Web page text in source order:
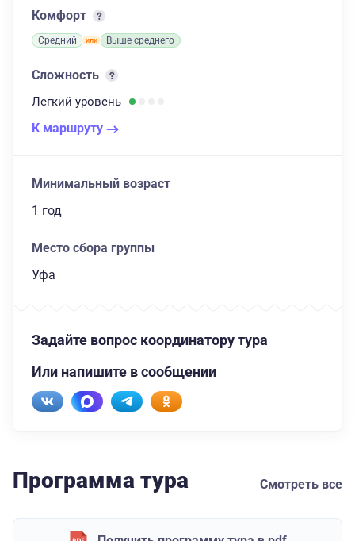
Комфорт
Средний Выше среднего
Сложность
Легкий уровень
К маршруту
Минимальный возраст
1 год
Место сбора группы
Уфа
Задайте вопрос координатору тура
Или напишите в сообщении
Программа тура Смотреть все